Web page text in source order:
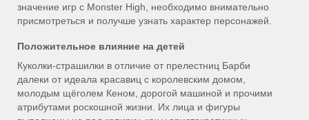
значение игр с Monster High, необходимо внимательно
присмотреться и получше узнать характер персонажей.
Положительное влияние на детей
Куколки-страшилки в отличие от прелестниц Барби
далеки от идеала красавиц с королевским домом,
молодым щёголем Кеном, дорогой машиной и прочими
атрибутами роскошной жизни. Их лица и фигуры